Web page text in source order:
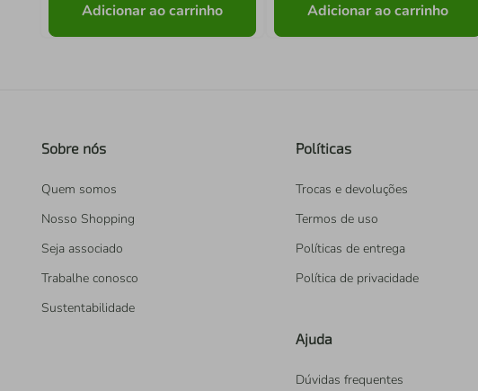
Adicionar ao carrinho Adicionar ao carrinho
Sobre nós
Quem somos
Nosso Shopping
Seja associado
Trabalhe conosco
Sustentabilidade
Políticas
Trocas e devoluções
Termos de uso
Políticas de entrega
Política de privacidade
Ajuda
Dúvidas frequentes